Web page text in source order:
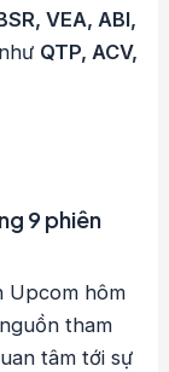
VEA, ABI,
QTP, ACV,
9 phiên
Upcom hôm
tham
tâm tới sự